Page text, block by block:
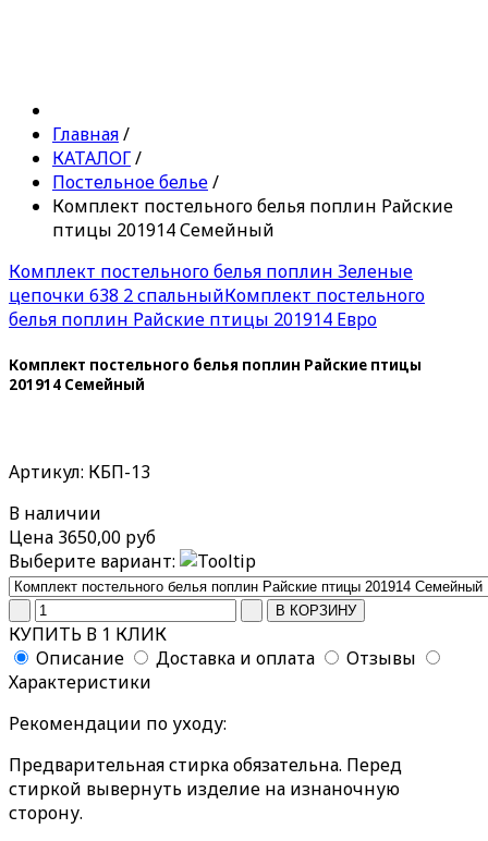
Главная/
КАТАЛОГ/
Постельное белье/
Комплект постельного белья поплин Райские
птицы 201914 Семейный
Комплект постельного белья поплин Зеленые
цепочки 638 2 спальныйКомплект постельного
белья поплин Райские птицы 201914 Евро
Комплект постельного белья поплин Райские птицы
201914 Семейный
Артикул: КБП-13
В наличии
Цена 3650,00 руб
Выберите вариант:
КУПИТЬ В 1 КЛИК
Описание
Доставка и оплата
Отзывы
Характеристики
Рекомендации по уходу:
Предварительная стирка обязательна. Перед
стиркой вывернуть изделие на изнаночную
сторону.